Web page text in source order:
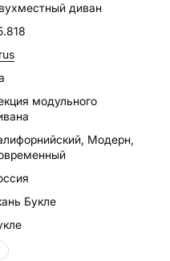
Двухместный диван
Orus
Букле